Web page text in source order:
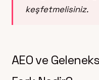
keşfetmelisiniz.
AEO ve